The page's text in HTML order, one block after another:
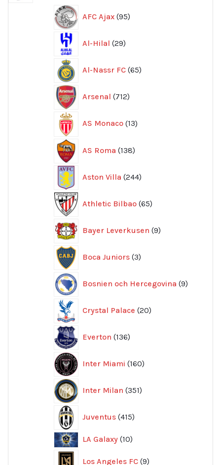
AFC Ajax 95
produkter
Al-Hilal 29
produkter
Al-Nassr FC 65
produkter
Arsenal 712
produkter
AS Monaco 13
produkter
AS Roma 138
produkter
Aston Villa 244
produkter
Athletic Bilbao 65
produkter
Bayer Leverkusen 9
produkter
Boca Juniors 3
produkter
Bosnien och Hercegovina 9
produkter
Crystal Palace 20
produkter
Everton 136
produkter
Inter Miami 160
produkter
Inter Milan 351
produkter
Juventus 415
produkter
LA Galaxy 1010
Los Angeles FC 9